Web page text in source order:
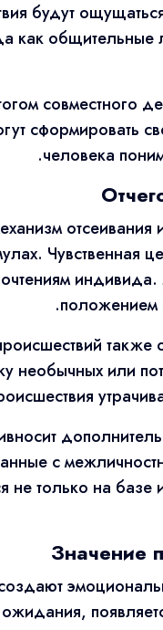
будут
как
совместного
сформировать
человека
Чувственная
положением
также
необычных или
с
не только на
Значение